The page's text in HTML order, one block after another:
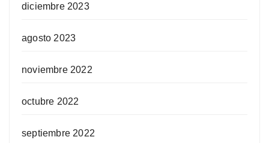
diciembre 2023
agosto 2023
noviembre 2022
octubre 2022
septiembre 2022